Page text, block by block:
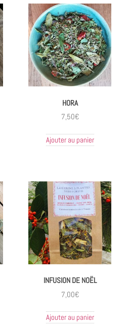
HORA
7,50€
Ajouter au panier
INFUSION DE NOËL
7,00€
Ajouter au panier